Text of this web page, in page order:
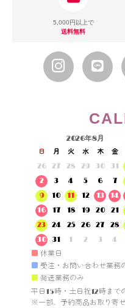
5,000円以上で
送料無料
2026年8月
日 月 火 水 木 金
26
27 28 29 30 31
2
3 4 5 6 7
9
10 11 12 13 14
16
17 18 19 20 21
23
24 25 26 27 28
30
31 1 2 3 4
■ 休業日
■ 受注・お問い合わせ業務
■ 発送業務のみ
平日15時・土日祝12時まで
※一部、予約商品お取り寄